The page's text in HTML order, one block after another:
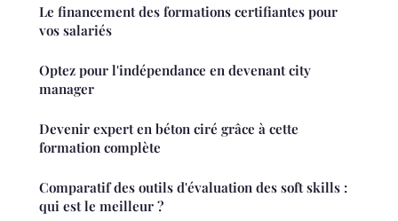
Le financement des formations certifiantes pour
vos salariés
Optez pour l'indépendance en devenant city
manager
Devenir expert en béton ciré grâce à cette
formation complète
Comparatif des outils d'évaluation des soft skills :
qui est le meilleur ?